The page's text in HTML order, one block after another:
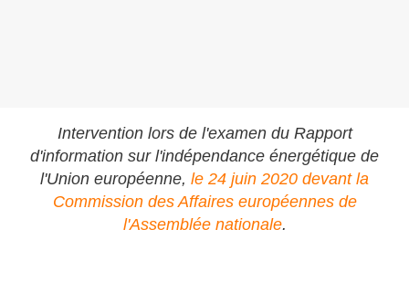
Intervention lors de l'examen du Rapport
d'information sur l'indépendance énergétique de
l'Union européenne, le 24 juin 2020 devant la
Commission des Affaires européennes de
l'Assemblée nationale.